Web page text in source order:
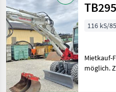
116 kS/
Mietkauf-
möglich.